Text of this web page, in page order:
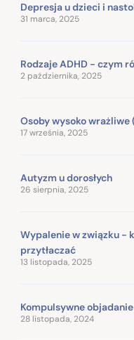
Depresja u dzieci i
31 marca, 2025
Rodzaje ADHD - czym
2 października, 2025
Osoby wysoko wrażliwe
17 września, 2025
Autyzm u dorosłych
26 sierpnia, 2025
Wypalenie w związku -
przytłaczać
13 listopada, 2025
Kompulsywne
28 listopada, 2024